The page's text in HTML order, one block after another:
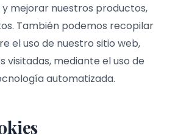
mejorar nuestros productos,
También podemos recopilar
el uso de nuestro sitio web,
visitadas, mediante el uso de
automatizada.